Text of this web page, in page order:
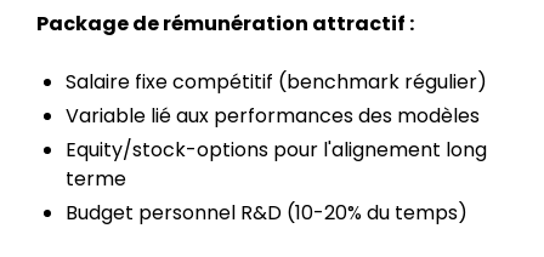
Package de rémunération attractif :
Salaire fixe compétitif (benchmark régulier)
Variable lié aux performances des modèles
Equity/stock-options pour l'alignement long
terme
Budget personnel R&D (10-20% du temps)